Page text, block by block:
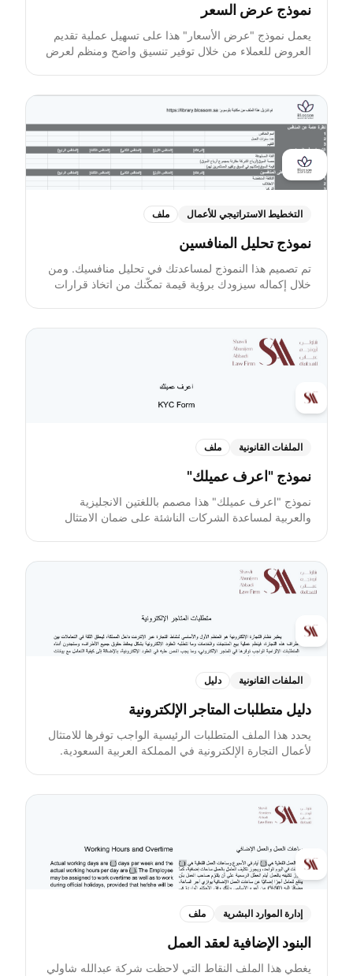
نموذج عرض السعر
يعمل نموذج "عرض الأسعار" هذا على تسهيل عملية تقديم
العروض للعملاء من خلال توفير تنسيق واضح ومنظم لعرض
معاملاتك، حيث يساعد في إدارة توقعات العملاء ودعم عملية
تقديم العروض بكفاءة.
التخطيط الاستراتيجي للأعمال ملف
نموذج تحليل المنافسين
تم تصميم هذا النموذج لمساعدتك في تحليل منافسيك. ومن
خلال إكماله سيزودك برؤية قيمة تمكّنك من اتخاذ قرارات
على المنافسين، تحديد مواقعهم في السوق، استراتيجيات
المنافسة العامة، تحليل المنتجات/الخدمات، مسار التسويق
يمكنك تطبيقه مباشرة.
الملفات القانونية ملف
نموذج "اعرف عميلك"
نموذج "اعرف عميلك" هذا مصمم باللغتين الانجليزية
والعربية لمساعدة الشركات الناشئة على ضمان الامتثال
وشهادات ضريبة القيمة المضافة. وذلك من أجل الحفاظ
على سجلات دقيقة والتحقق من التراخيص الضرورية.
الملفات القانونية دليل
دليل متطلبات المتاجر الإلكترونية
يحدد هذا الملف المتطلبات الرئيسية الواجب توفرها للامتثال
لأعمال التجارة الإلكترونية في المملكة العربية السعودية.
إدارة الموارد البشرية ملف
البنود الإضافية لعقد العمل
يغطي هذا الملف النقاط التي لاحظت شركة عبدالله شاولي